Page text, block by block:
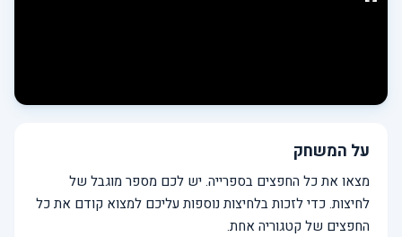
על המשחק
מצאו את כל החפצים בספרייה. יש לכם מספר מוגבל של
לחיצות. כדי לזכות בלחיצות נוספות עליכם למצוא קודם את כל
החפצים של קטגוריה אחת.